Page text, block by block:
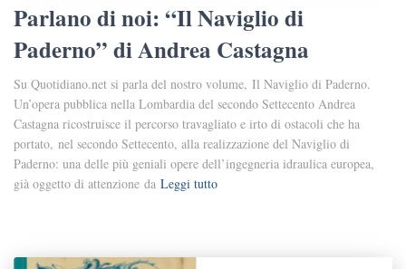
Parlano di noi: “Il Naviglio di
Paderno” di Andrea Castagna
Su Quotidiano.net si parla del nostro volume, Il Naviglio di Paderno.
Un’opera pubblica nella Lombardia del secondo Settecento Andrea
Castagna ricostruisce il percorso travagliato e irto di ostacoli che ha
portato, nel secondo Settecento, alla realizzazione del Naviglio di
Paderno: una delle più geniali opere dell’ingegneria idraulica europea,
già oggetto di attenzione da Leggi tutto